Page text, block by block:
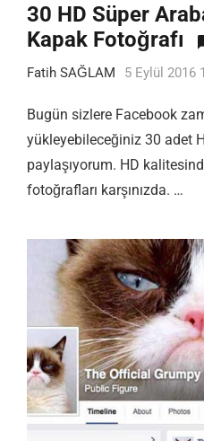
30 HD Süper
Kapak Fotoğrafı
Fatih SAĞLAM 5 Eylül 2016
Bugün sizlere Facebook
yükleyebileceğiniz 30 adet
paylaşıyorum. HD
fotoğrafları karşınızda. …